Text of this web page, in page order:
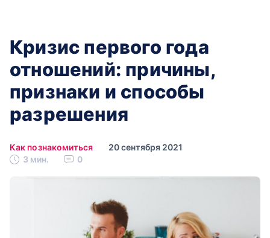
Кризис первого года
отношений: причины,
признаки и способы
разрешения
Как познакомиться
20 сентября 2021
3 мин.
0